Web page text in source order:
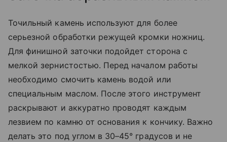
Точильный камень используют для более
серьезной обработки режущей кромки ножниц.
Для финишной заточки подойдет сторона с
мелкой зернистостью. Перед началом работы
необходимо смочить камень водой или
специальным маслом. После этого инструмент
раскрывают и аккуратно проводят каждым
лезвием по камню от основания к кончику. Важно
делать это под углом в 30–45° градусов и не